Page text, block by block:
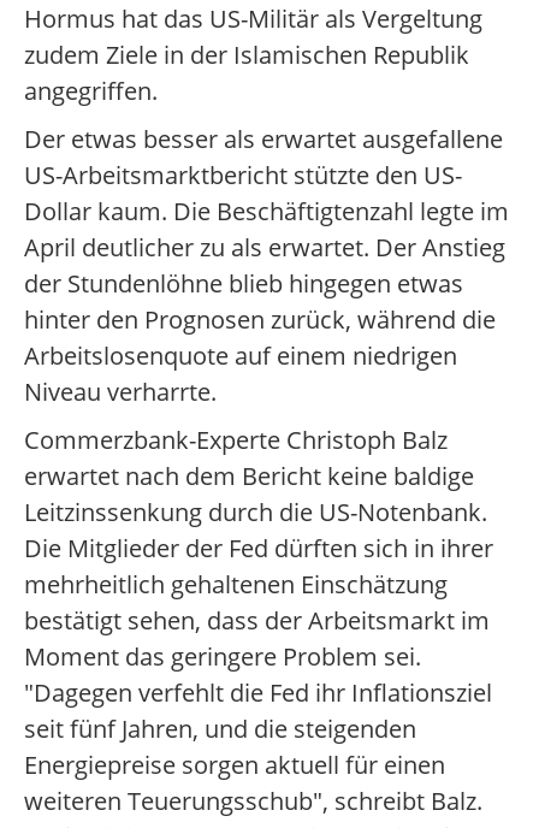
Hormus hat das US-Militär als Vergeltung
zudem Ziele in der Islamischen Republik
angegriffen.
Der etwas besser als erwartet ausgefallene
US-Arbeitsmarktbericht stützte den US-
Dollar kaum. Die Beschäftigtenzahl legte im
April deutlicher zu als erwartet. Der Anstieg
der Stundenlöhne blieb hingegen etwas
hinter den Prognosen zurück, während die
Arbeitslosenquote auf einem niedrigen
Niveau verharrte.
Commerzbank-Experte Christoph Balz
erwartet nach dem Bericht keine baldige
Leitzinssenkung durch die US-Notenbank.
Die Mitglieder der Fed dürften sich in ihrer
mehrheitlich gehaltenen Einschätzung
bestätigt sehen, dass der Arbeitsmarkt im
Moment das geringere Problem sei.
"Dagegen verfehlt die Fed ihr Inflationsziel
seit fünf Jahren, und die steigenden
Energiepreise sorgen aktuell für einen
weiteren Teuerungsschub", schreibt Balz.